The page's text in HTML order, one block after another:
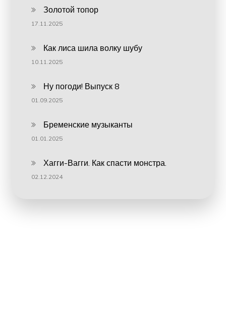
Золотой топор
17.11.2025
Как лиса шила волку шубу
10.11.2025
Ну погоди! Выпуск 8
01.09.2025
Бременские музыканты
01.01.2025
Хагги-Вагги. Как спасти монстра.
02.12.2024